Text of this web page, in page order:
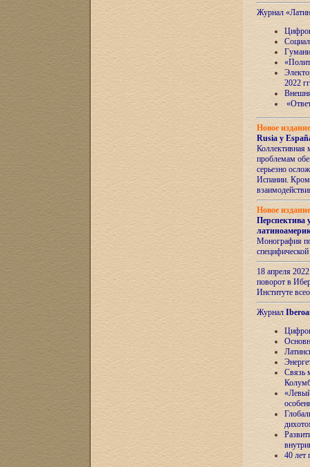
Журнал
2022
Новое
Rusia y
Коллективная
проблемам
серьезно
Испании.
Новое
Перспектива
Монография
18 апреля
поворот в
Институте
Журнал
Связь
40 лет